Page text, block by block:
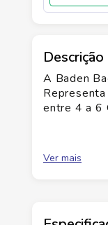
A Baden
entre 4 a 6
Ver mais